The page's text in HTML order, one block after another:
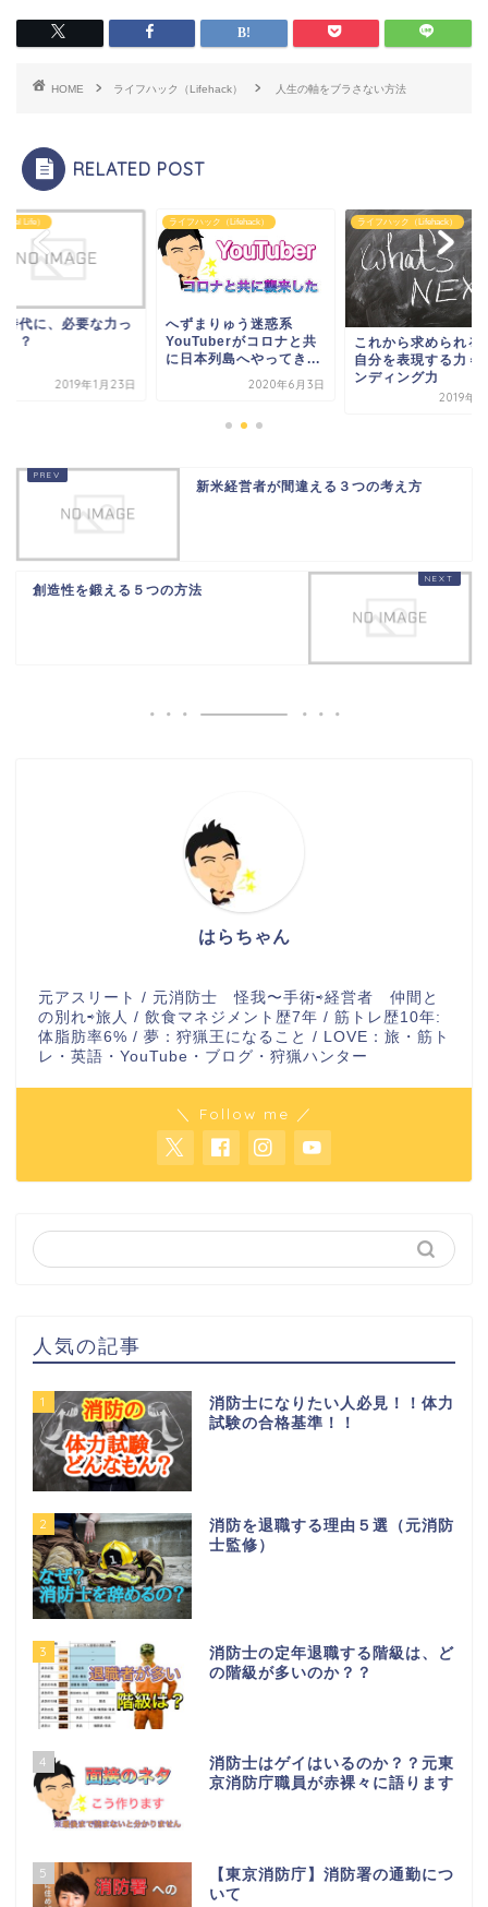
HOME ライフハック（Lifehack） 人生の軸をブラさない方法
RELATED POST
Life）
時代に、必要な力っ
？？
2019年1月23日
ライフハック（Lifehack）
へずまりゅう迷惑系
YouTuberがコロナと共
に日本列島へやってき...
2020年6月3日
ライフハック（Lifehack）
これから求められる
自分を表現する力＝
ンディング力
2019年6
新米経営者が間違える３つの考え方
創造性を鍛える５つの方法
はらちゃん
元アスリート / 元消防士 怪我〜手術⇨経営者 仲間と
の別れ⇨旅人 / 飲食マネジメント歴7年 / 筋トレ歴10年:
体脂肪率6% / 夢：狩猟王になること / LOVE：旅・筋ト
レ・英語・YouTube・ブログ・狩猟ハンター
＼ Follow me ／
人気の記事
1
消防士になりたい人必見！！体力
試験の合格基準！！
2
消防を退職する理由５選（元消防
士監修）
3
消防士の定年退職する階級は、ど
の階級が多いのか？？
4
消防士はゲイはいるのか？？元東
京消防庁職員が赤裸々に語ります
5
【東京消防庁】消防署の通勤につ
いて